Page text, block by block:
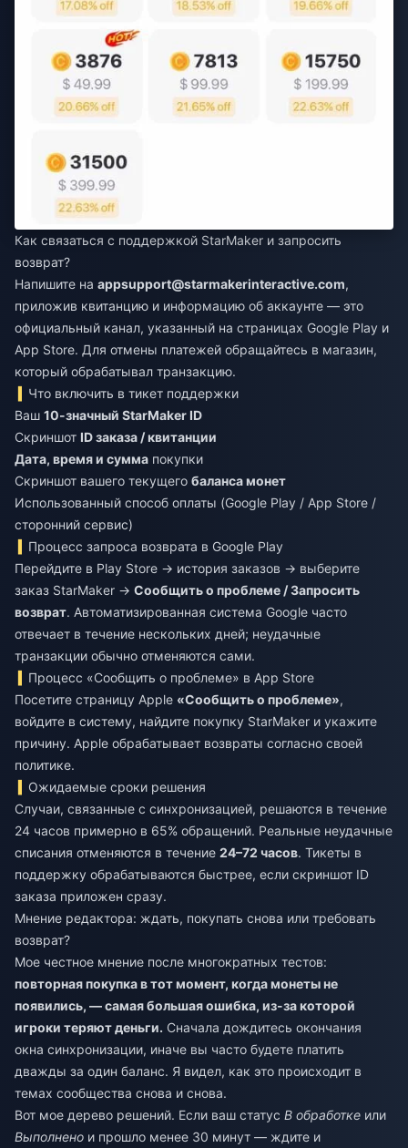
Как связаться с поддержкой StarMaker и запросить
возврат?
Напишите на appsupport@starmakerinteractive.com,
приложив квитанцию и информацию об аккаунте — это
официальный канал, указанный на страницах Google Play и
App Store. Для отмены платежей обращайтесь в магазин,
который обрабатывал транзакцию.
Что включить в тикет поддержки
Ваш 10-значный StarMaker ID
Скриншот ID заказа / квитанции
Дата, время и сумма покупки
Скриншот вашего текущего баланса монет
Использованный способ оплаты (Google Play / App Store /
сторонний сервис)
Процесс запроса возврата в Google Play
Перейдите в Play Store → история заказов → выберите
заказ StarMaker → Сообщить о проблеме / Запросить
возврат. Автоматизированная система Google часто
отвечает в течение нескольких дней; неудачные
транзакции обычно отменяются сами.
Процесс «Сообщить о проблеме» в App Store
Посетите страницу Apple «Сообщить о проблеме»,
войдите в систему, найдите покупку StarMaker и укажите
причину. Apple обрабатывает возвраты согласно своей
политике.
Ожидаемые сроки решения
Случаи, связанные с синхронизацией, решаются в течение
24 часов примерно в 65% обращений. Реальные неудачные
списания отменяются в течение 24–72 часов. Тикеты в
поддержку обрабатываются быстрее, если скриншот ID
заказа приложен сразу.
Мнение редактора: ждать, покупать снова или требовать
возврат?
Мое честное мнение после многократных тестов:
повторная покупка в тот момент, когда монеты не
появились, — самая большая ошибка, из-за которой
игроки теряют деньги. Сначала дождитесь окончания
окна синхронизации, иначе вы часто будете платить
дважды за один баланс. Я видел, как это происходит в
темах сообщества снова и снова.
Вот мое дерево решений. Если ваш статус В обработке или
Выполнено и прошло менее 30 минут — ждите и